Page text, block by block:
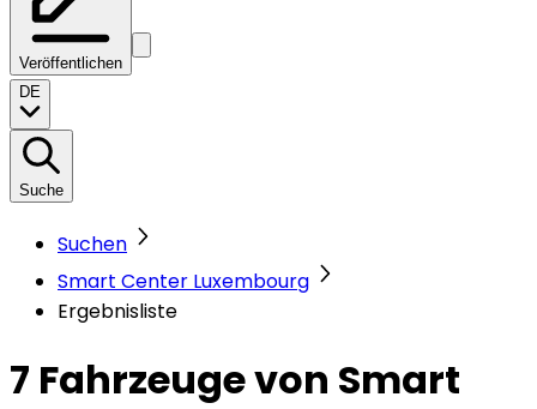
Veröffentlichen
DE
Suche
Suchen
Smart Center Luxembourg
Ergebnisliste
7 Fahrzeugevon Smart